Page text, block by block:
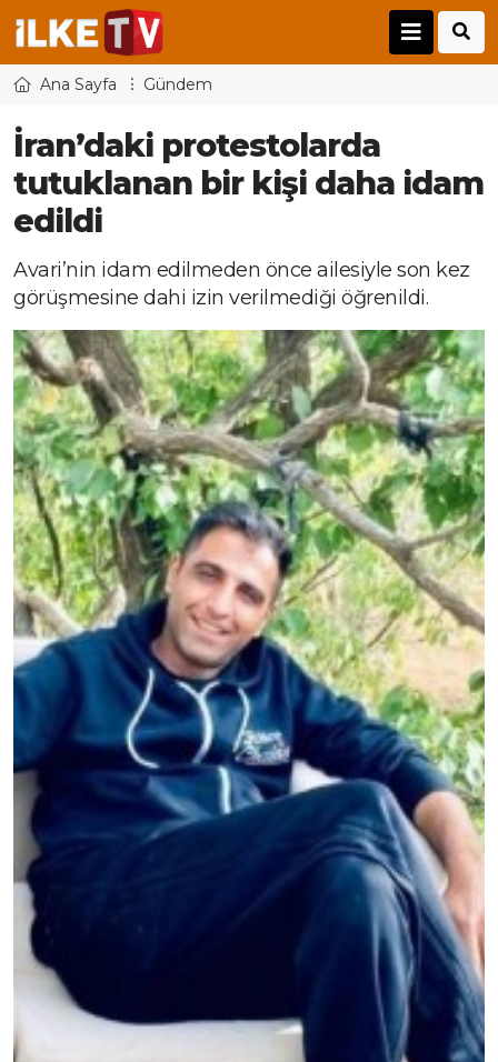
Ana Sayfa Gündem
İran’daki protestolarda
tutuklanan bir kişi daha idam
edildi
Avari’nin idam edilmeden önce ailesiyle son kez
görüşmesine dahi izin verilmediği öğrenildi.